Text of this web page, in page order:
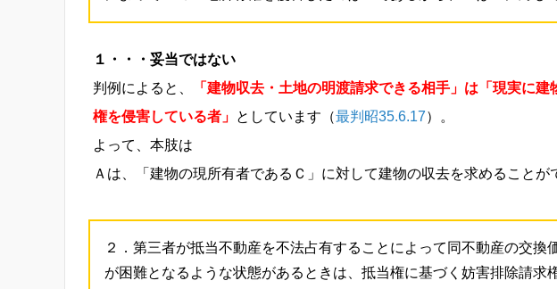
１・・・妥当ではない
判例によると、
「建物収去・土地の明渡請求できる相手」は「現実に
権を侵害している者」 としています（最判昭35.6.17）。
よって、本肢は
Ａは、「建物の現所有者であるＣ」に対して建物の収去を求めること
２．第三者が抵当不動産を不法占有することによって同不動産の交
が困難となるような状態があるときは、抵当権に基づく妨害排除請